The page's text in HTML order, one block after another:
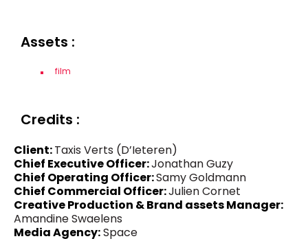
Assets :
film
Credits :
Client:Taxis Verts (D’Ieteren)
Chief Executive Officer:Jonathan Guzy
Chief Operating Officer:Samy Goldmann
Chief Commercial Officer:Julien Cornet
Creative Production & Brand assets Manager:
Amandine Swaelens
Media Agency:Space